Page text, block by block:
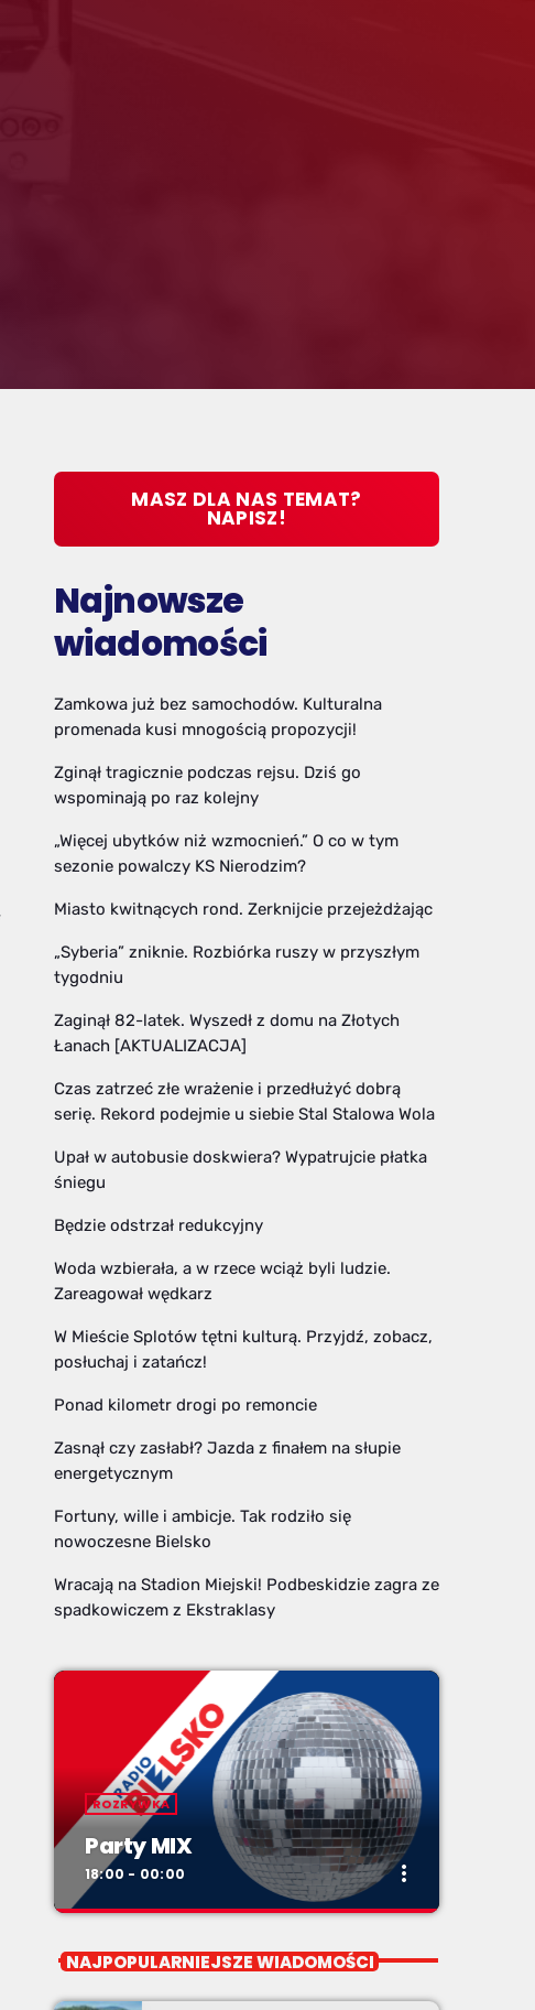
MASZ DLA NAS TEMAT?
NAPISZ!
Najnowsze
wiadomości
Zamkowa już bez samochodów. Kulturalna
promenada kusi mnogością propozycji!
Zginął tragicznie podczas rejsu. Dziś go
wspominają po raz kolejny
„Więcej ubytków niż wzmocnień.” O co w tym
sezonie powalczy KS Nierodzim?
Miasto kwitnących rond. Zerknijcie przejeżdżając
„Syberia” zniknie. Rozbiórka ruszy w przyszłym
tygodniu
Zaginął 82-latek. Wyszedł z domu na Złotych
Łanach [AKTUALIZACJA]
Czas zatrzeć złe wrażenie i przedłużyć dobrą
serię. Rekord podejmie u siebie Stal Stalowa Wola
Upał w autobusie doskwiera? Wypatrujcie płatka
śniegu
Będzie odstrzał redukcyjny
Woda wzbierała, a w rzece wciąż byli ludzie.
Zareagował wędkarz
W Mieście Splotów tętni kulturą. Przyjdź, zobacz,
posłuchaj i zatańcz!
Ponad kilometr drogi po remoncie
Zasnął czy zasłabł? Jazda z finałem na słupie
energetycznym
Fortuny, wille i ambicje. Tak rodziło się
nowoczesne Bielsko
Wracają na Stadion Miejski! Podbeskidzie zagra ze
spadkowiczem z Ekstraklasy
ROZRYWKA
Party MIX
18:00 - 00:00 more_vert
Party MIX
NAJPOPULARNIEJSZE WIADOMOŚCI